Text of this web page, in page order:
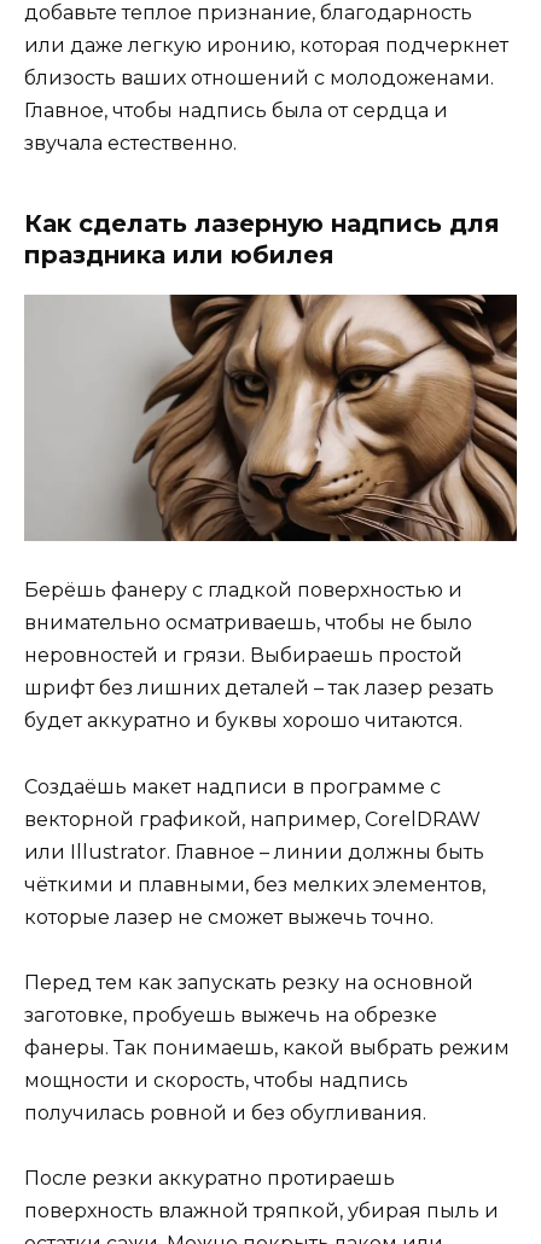
добавьте теплое признание, благодарность
или даже легкую иронию, которая подчеркнет
близость ваших отношений с молодоженами.
Главное, чтобы надпись была от сердца и
звучала естественно.
Как сделать лазерную надпись для
праздника или юбилея
Берёшь фанеру с гладкой поверхностью и
внимательно осматриваешь, чтобы не было
неровностей и грязи. Выбираешь простой
шрифт без лишних деталей – так лазер резать
будет аккуратно и буквы хорошо читаются.
Создаёшь макет надписи в программе с
векторной графикой, например, CorelDRAW
или Illustrator. Главное – линии должны быть
чёткими и плавными, без мелких элементов,
которые лазер не сможет выжечь точно.
Перед тем как запускать резку на основной
заготовке, пробуешь выжечь на обрезке
фанеры. Так понимаешь, какой выбрать режим
мощности и скорость, чтобы надпись
получилась ровной и без обугливания.
После резки аккуратно протираешь
поверхность влажной тряпкой, убирая пыль и